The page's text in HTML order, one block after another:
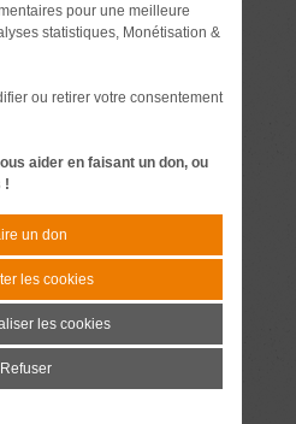
pour une meilleure
statistiques, Monétisation &
ou retirer votre consentement
aider en faisant un don, ou
!
un don
les cookies
les cookies
Refuser